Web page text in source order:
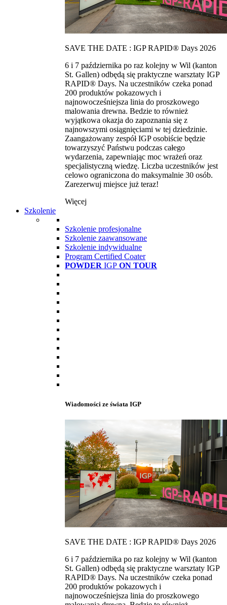
SAVE THE DATE : IGP RAPID® Days 2026
6 i 7 października po raz kolejny w Wil (kanton
St. Gallen) odbędą się praktyczne warsztaty IGP
RAPID® Days. Na uczestników czeka ponad
200 produktów pokazowych i
najnowocześniejsza linia do proszkowego
malowania drewna. Bedzie to również
wyjątkowa okazja do zapoznania się z
najnowszymi osiągnięciami w tej dziedzinie.
Zaangażowany zespół IGP osobiście będzie
towarzyszyć Państwu podczas całego
wydarzenia, zapewniając moc wrażeń oraz
specjalistyczną wiedzę. Liczba uczestników jest
celowo ograniczona do maksymalnie 30 osób.
Zarezerwuj miejsce już teraz!
Więcej
Szkolenie
Szkolenie profesjonalne
Szkolenie zaawansowane
Szkolenie indywidualne
Program Certified Coater
POWDER IGP ON TOUR
Wiadomości ze świata IGP
SAVE THE DATE : IGP RAPID® Days 2026
6 i 7 października po raz kolejny w Wil (kanton
St. Gallen) odbędą się praktyczne warsztaty IGP
RAPID® Days. Na uczestników czeka ponad
200 produktów pokazowych i
najnowocześniejsza linia do proszkowego